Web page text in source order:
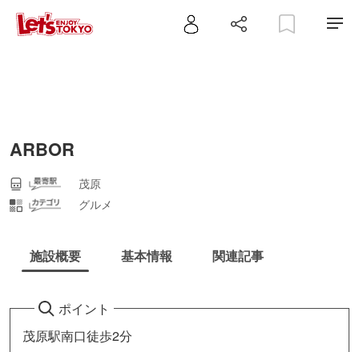
ARBOR
茂原
グルメ
施設概要 基本情報 関連記事
ポイント
茂原駅南口徒歩2分